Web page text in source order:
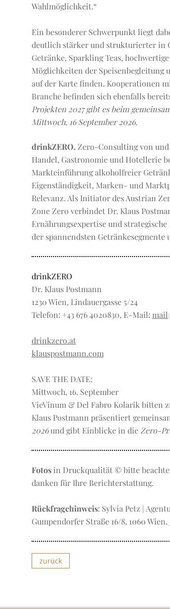
Wahlmöglichkeit.“
Ein besonderer Schwerpunkt liegt
deutlich stärker und strukturierter in
Getränke, Sparkling Teas,
Möglichkeiten der Speisenbegleitung
auf der Karte finden. Kooperationen
Branche befinden sich ebenfalls
Projekten 2027 gibt es beim
Mittwoch, 16 September 2026.
drinkZERO.Zero-Consulting von und
Handel, Gastronomie und Hotellerie
Markteinführung alkoholfreier
Eigenständigkeit, Marken- und
Relevanz. Als Initiator des Austrian
Zone Zero verbindet Dr. Klaus
Ernährungsexpertise und
der spannendsten Getränkesegmente
drinkZERO
Dr. Klaus Postmann
1230 Wien, Lindauergasse 5/24
Telefon: +43 676 4020830, E-Mail:
drinkzero.at
klauspostmann.com
SAVE THE DATE:
Mittwoch, 16. September
VieVinum & Del Fabro Kolarik bitten
Klaus Postmann präsentiert
2026und gibt Einblicke in die Zero-
Fotosin Druckqualität © bitte
danken für Ihre Berichterstattung.
Rückfragehinweis: Sylvia Petz |
Gumpendorfer Straße 16/8, 1060 Wien,
zurück